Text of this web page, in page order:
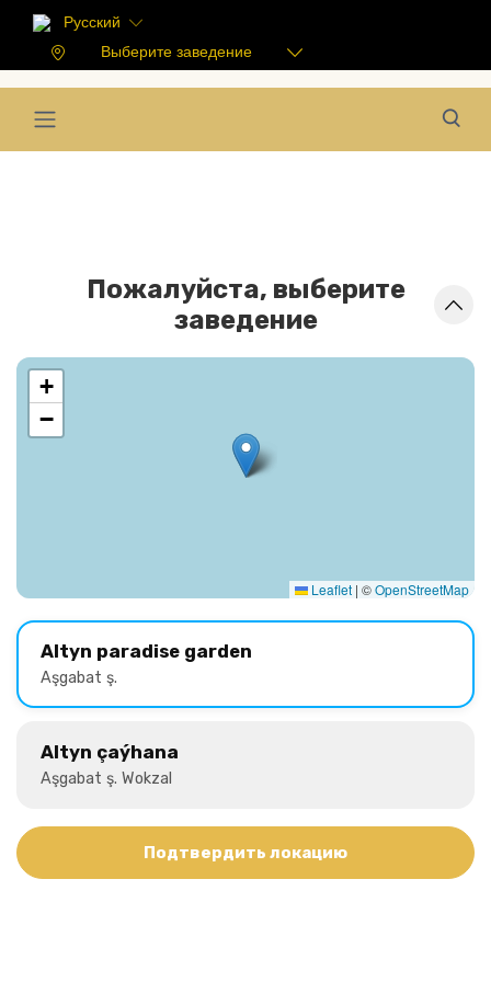
Русский
Выберите заведение
Пожалуйста, выберите
заведение
+
−
Leaflet | ©OpenStreetMap
Altyn paradise garden
Aşgabat ş.
Altyn çaýhana
Aşgabat ş. Wokzal
Подтвердить локацию